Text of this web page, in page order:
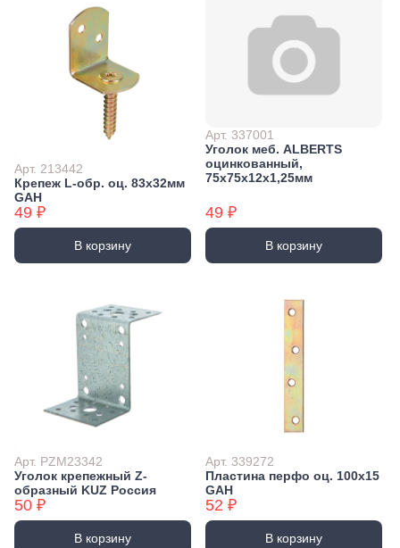
Арт. 213442
Крепеж L-обр. оц. 83x32мм
GAH
49 ₽
В корзину
Арт. 337001
Уголок меб. ALBERTS
оцинкованный,
75x75x12х1,25мм
49 ₽
В корзину
Арт. PZM23342
Уголок крепежный Z-
образный KUZ Россия
50 ₽
В корзину
Арт. 339272
Пластина перфо оц. 100x15
GAH
52 ₽
В корзину